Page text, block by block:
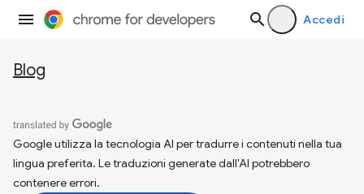
Accedi
Blog
Google utilizza la tecnologia AI per tradurre i contenuti nella tua
lingua preferita. Le traduzioni generate dall'AI potrebbero
contenere errori.